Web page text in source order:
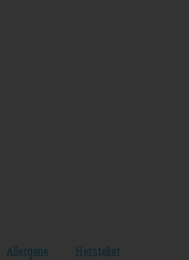
Allergene Hersteller